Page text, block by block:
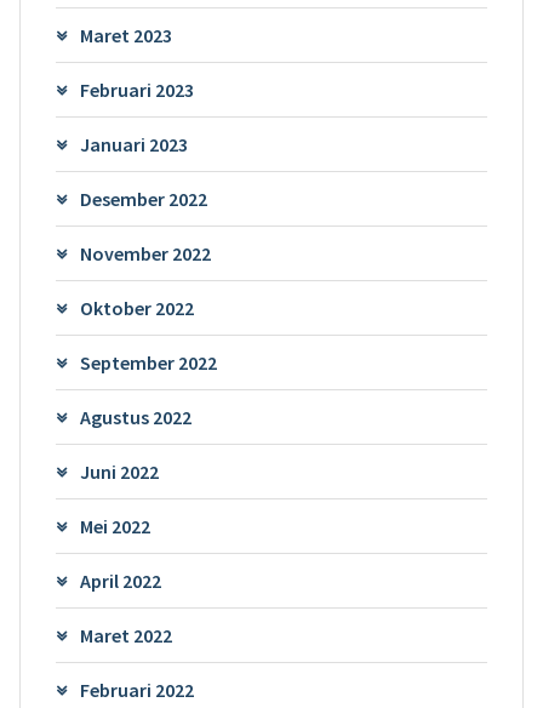
Maret 2023
Februari 2023
Januari 2023
Desember 2022
November 2022
Oktober 2022
September 2022
Agustus 2022
Juni 2022
Mei 2022
April 2022
Maret 2022
Februari 2022